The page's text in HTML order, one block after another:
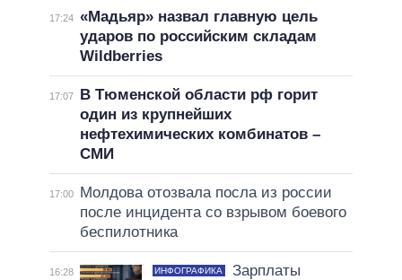
17:24 «Мадьяр» назвал главную цель
ударов по российским складам
Wildberries
17:07
В Тюменской области рф горит
один из крупнейших
нефтехимических комбинатов –
СМИ
17:00
Молдова отозвала посла из россии
после инцидента со взрывом боевого
беспилотника
16:28 ИНФОГРАФИКА
Зарплаты